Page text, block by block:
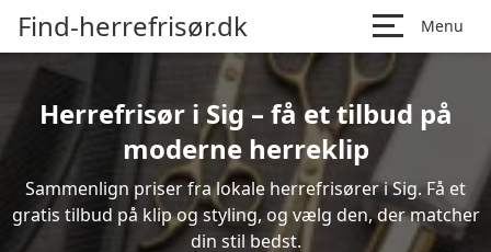
Find-herrefrisør.dk Menu
Herrefrisør i Sig – få et tilbud på
moderne herreklip
Sammenlign priser fra lokale herrefrisører i Sig. Få et
gratis tilbud på klip og styling, og vælg den, der matcher
din stil bedst.